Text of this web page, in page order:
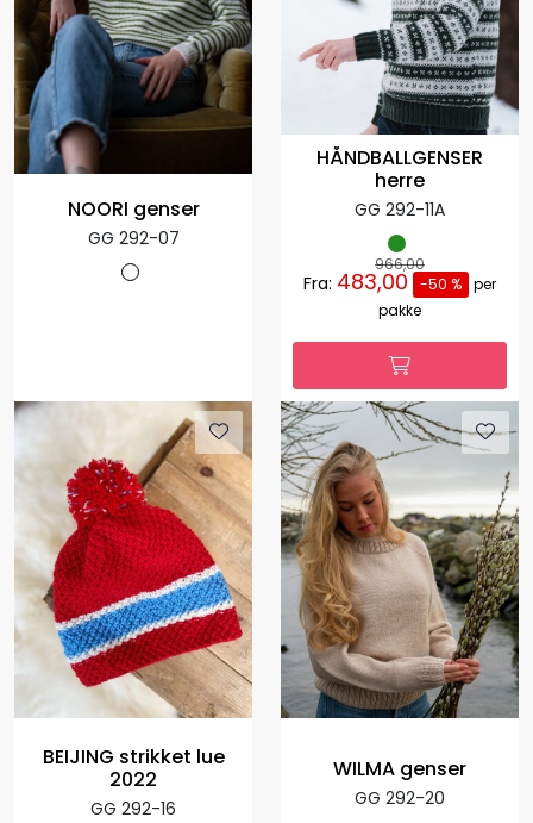
NOORI genser
GG 292-07
HÅNDBALLGENSER
herre
GG 292-11A
966,00
Fra: 483,00 -50 % per
pakke
BEIJING strikket lue
2022
GG 292-16
WILMA genser
GG 292-20